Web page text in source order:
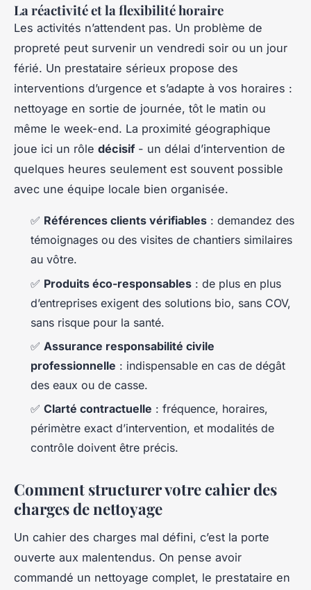
La réactivité et la flexibilité horaire
Les activités n’attendent pas. Un problème de
propreté peut survenir un vendredi soir ou un jour
férié. Un prestataire sérieux propose des
interventions d’urgence et s’adapte à vos horaires :
nettoyage en sortie de journée, tôt le matin ou
même le week-end. La proximité géographique
joue ici un rôle décisif- un délai d’intervention de
quelques heures seulement est souvent possible
avec une équipe locale bien organisée.
✅ Références clients vérifiables : demandez des
témoignages ou des visites de chantiers similaires
au vôtre.
✅ Produits éco-responsables : de plus en plus
d’entreprises exigent des solutions bio, sans COV,
sans risque pour la santé.
✅ Assurance responsabilité civile
professionnelle : indispensable en cas de dégât
des eaux ou de casse.
✅ Clarté contractuelle : fréquence, horaires,
périmètre exact d’intervention, et modalités de
contrôle doivent être précis.
Comment structurer votre cahier des
charges de nettoyage
Un cahier des charges mal défini, c’est la porte
ouverte aux malentendus. On pense avoir
commandé un nettoyage complet, le prestataire en